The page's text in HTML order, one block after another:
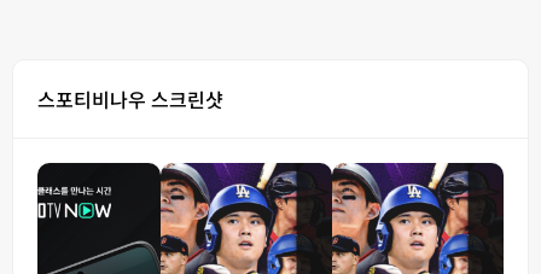
스포티비나우 스크린샷